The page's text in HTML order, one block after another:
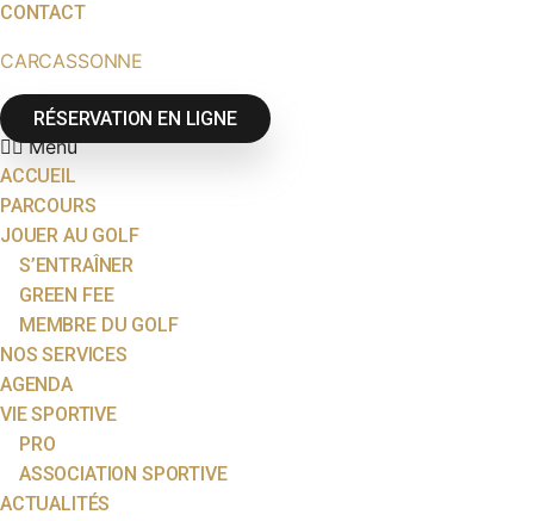
CONTACT
CARCASSONNE
RÉSERVATION EN LIGNE
Menu
ACCUEIL
PARCOURS
JOUER AU GOLF
S’ENTRAÎNER
GREEN FEE
MEMBRE DU GOLF
NOS SERVICES
AGENDA
VIE SPORTIVE
PRO
ASSOCIATION SPORTIVE
ACTUALITÉS